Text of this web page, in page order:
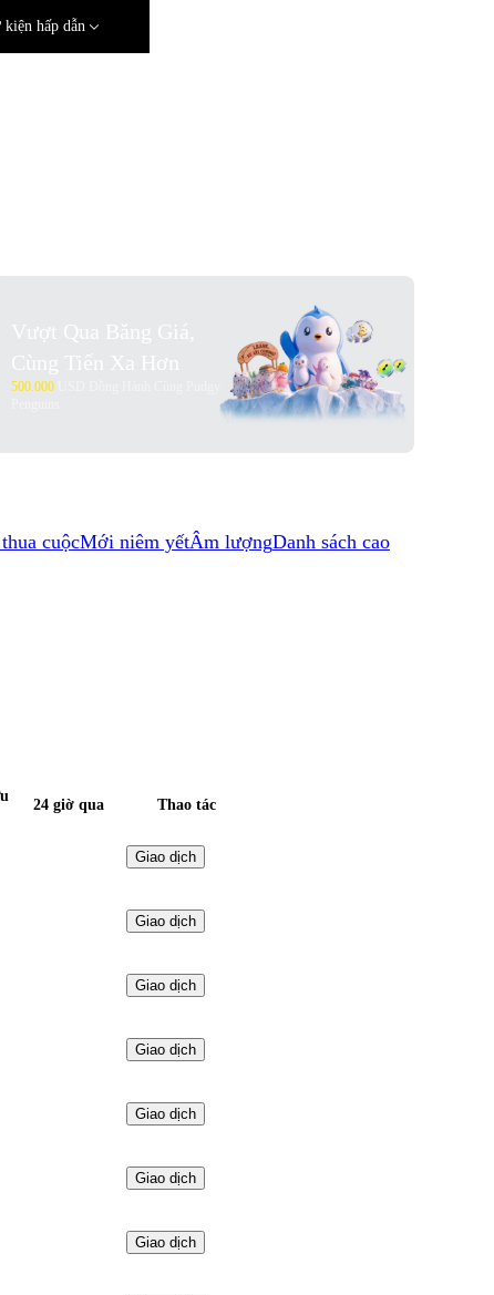
kiện hấp dẫn
500.000
cuộcMới niêm yếtÂm lượngDanh sách cao
24 giờ qua Thao tác
Giao dịch
Giao dịch
Giao dịch
Giao dịch
Giao dịch
Giao dịch
Giao dịch